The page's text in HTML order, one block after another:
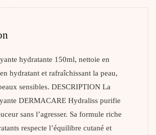
hydratante 150ml, nettoie en
hydratant et rafraîchissant la peau,
sensibles. DESCRIPTION La
DERMACARE Hydraliss purifie
sans l’agresser. Sa formule riche
respecte l’équilibre cutané et